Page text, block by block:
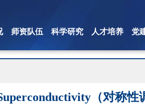
师资队伍 科学研究 人才培养 党
（对称性